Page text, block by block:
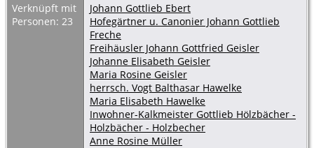
Verknüpft mit
Personen: 23
Johann Gottlieb Ebert
Hofegärtner u. Canonier Johann Gottlieb
Freche
Freihäusler Johann Gottfried Geisler
Johanne Elisabeth Geisler
Maria Rosine Geisler
herrsch. Vogt Balthasar Hawelke
Maria Elisabeth Hawelke
Inwohner-Kalkmeister Gottlieb Hölzbächer -
Holzbächer - Holzbecher
Anne Rosine Müller